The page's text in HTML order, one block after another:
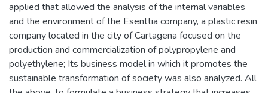
applied that allowed the analysis of the internal variables
and the environment of the Esenttia company, a plastic resin
company located in the city of Cartagena focused on the
production and commercialization of polypropylene and
polyethylene; Its business model in which it promotes the
sustainable transformation of society was also analyzed. All